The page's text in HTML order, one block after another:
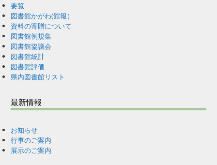
要覧
図書館かがわ(館報）
資料の寄贈について
図書館例規集
図書館協議会
図書館統計
図書館評価
県内図書館リスト
最新情報
お知らせ
行事のご案内
展示のご案内